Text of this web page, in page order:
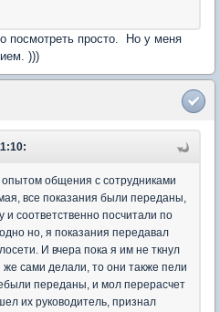
посмотреть просто. Но у меня
)))
общения с сотрудниками
все показания были переданы,
и соответственно посчитали по
но, я показания передавал
И вчера пока я им не ткнул
же сами делали, то они также пели
переданы, и мол перерасчет
их руководитель, признал